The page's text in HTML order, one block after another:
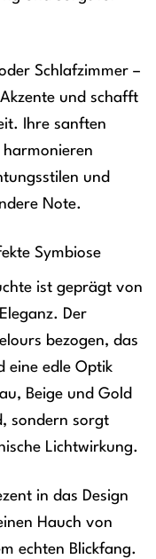
Schlafzimmer –
und schafft
Ihre sanften
harmonieren
und
Note.
Symbiose
ist geprägt von
Der
bezogen, das
eine edle Optik
Beige und Gold
sondern sorgt
Lichtwirkung.
in das Design
Hauch von
echten Blickfang.